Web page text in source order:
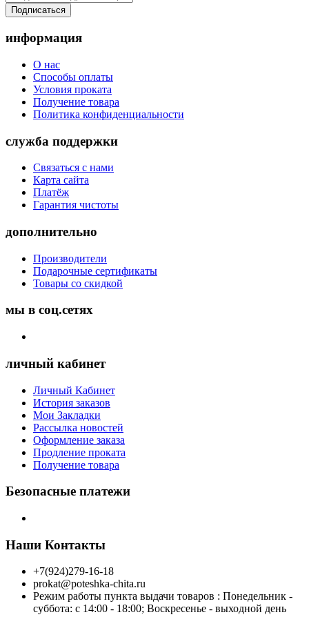
Подписаться
информация
О нас
Способы оплаты
Условия проката
Получение товара
Политика конфиденциальности
служба поддержки
Связаться с нами
Карта сайта
Платёж
Гарантия чистоты
дополнительно
Производители
Подарочные сертификаты
Товары со скидкой
мы в соц.сетях
личный кабинет
Личный Кабинет
История заказов
Мои Закладки
Рассылка новостей
Оформление заказа
Продление проката
Получение товара
Безопасные платежи
Наши Контакты
+7(924)279-16-18
prokat@poteshka-chita.ru
Режим работы пункта выдачи товаров : Понедельник -
суббота: с 14:00 - 18:00; Воскресенье - выходной день